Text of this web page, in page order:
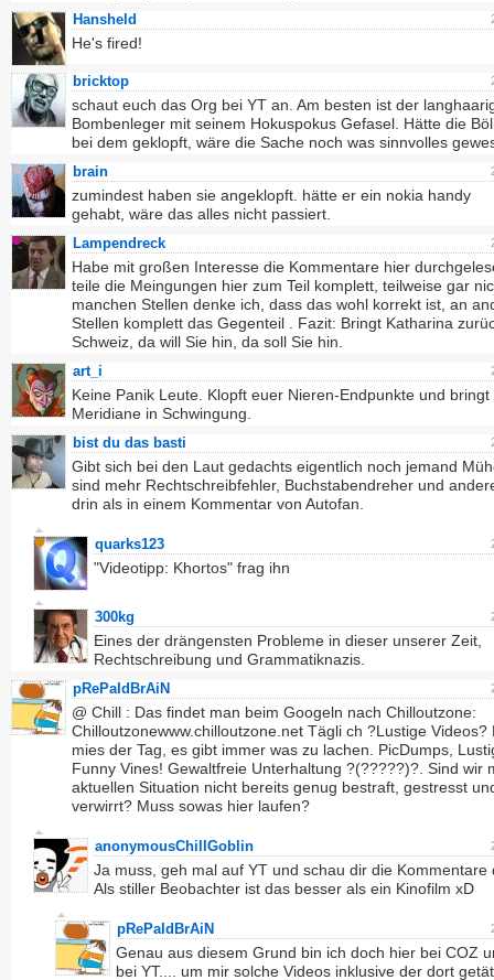
Hansheld
He's fired!
bricktop
schaut euch das Org bei YT an. Am besten ist der
Bombenleger mit seinem Hokuspokus Gefasel. Hätte die
bei dem geklopft, wäre die Sache noch was sinnvolles
brain
zumindest haben sie angeklopft. hätte er ein nokia handy
gehabt, wäre das alles nicht passiert.
Lampendreck
Habe mit großen Interesse die Kommentare hier
teile die Meingungen hier zum Teil komplett, teilweise gar
manchen Stellen denke ich, dass das wohl korrekt ist, an
Stellen komplett das Gegenteil . Fazit: Bringt Katharina
Schweiz, da will Sie hin, da soll Sie hin.
art_i
Keine Panik Leute. Klopft euer Nieren-Endpunkte und bringt
Meridiane in Schwingung.
bist du das basti
Gibt sich bei den Laut gedachts eigentlich noch jemand
sind mehr Rechtschreibfehler, Buchstabendreher und
drin als in einem Kommentar von Autofan.
quarks123
"Videotipp: Khortos" frag ihn
300kg
Eines der drängensten Probleme in dieser unserer Zeit,
Rechtschreibung und Grammatiknazis.
pRePaIdBrAiN
@ Chill : Das findet man beim Googeln nach Chilloutzone:
Chilloutzonewww.chilloutzone.net Tägli ch ?Lustige Videos?
mies der Tag, es gibt immer was zu lachen. PicDumps,
Funny Vines! Gewaltfreie Unterhaltung ?(?????)?. Sind wir
aktuellen Situation nicht bereits genug bestraft, gestresst
verwirrt? Muss sowas hier laufen?
anonymousChillGoblin
Ja muss, geh mal auf YT und schau dir die Kommentare
Als stiller Beobachter ist das besser als ein Kinofilm xD
pRePaIdBrAiN
Genau aus diesem Grund bin ich doch hier bei COZ
bei YT.... um mir solche Videos inklusive der dort